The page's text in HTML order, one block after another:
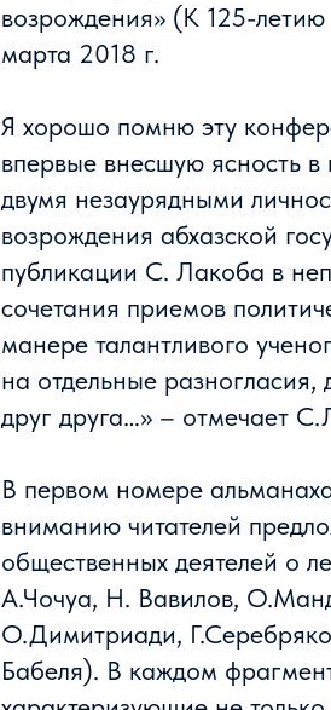
возрождения» (К 125-
марта 2018 г.
Я хорошо помню эту
впервые внесшую ясность
двумя незаурядными
возрождения абхазской
публикации С. Лакоба в
сочетания приемов
манере талантливого
на отдельные разногласия,
друг друга…» – отмечает
В первом номере
вниманию читателей
общественных деятелей о
А.Чочуа, Н. Вавилов,
О.Димитриади,
Бабеля). В каждом